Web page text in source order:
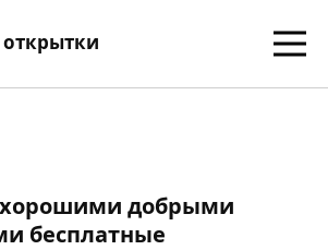
добрыми
бесплатные